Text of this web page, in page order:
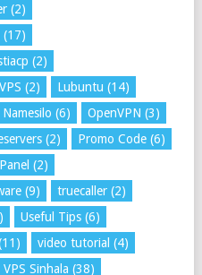
(2)
(17)
(2)
(2) Lubuntu (14)
Namesilo (6) OpenVPN (3)
(2) Promo Code(6)
(2)
(9) truecaller(2)
Useful Tips(6)
video tutorial (4)
VPS Sinhala (38)